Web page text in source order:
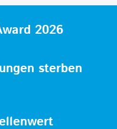
2026
sterben